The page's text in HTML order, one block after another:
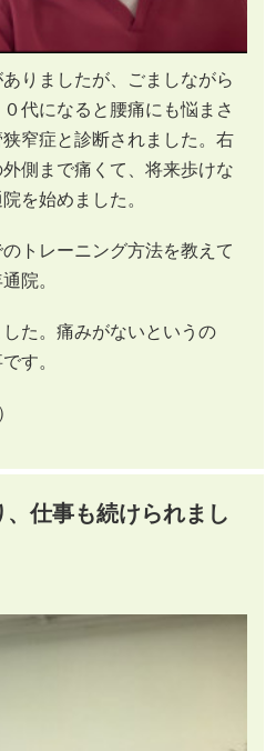
りましたが、ごましながら
代になると腰痛にも悩まさ
窄症と診断されました。右
側まで痛くて、将来歩けな
を始めました。
トレーニング方法を教えて
院。
た。痛みがないというの
す。
、仕事も続けられまし